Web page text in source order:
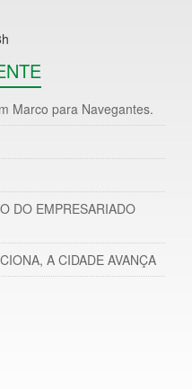
Marco para Navegantes.
DO EMPRESARIADO
A CIDADE AVANÇA